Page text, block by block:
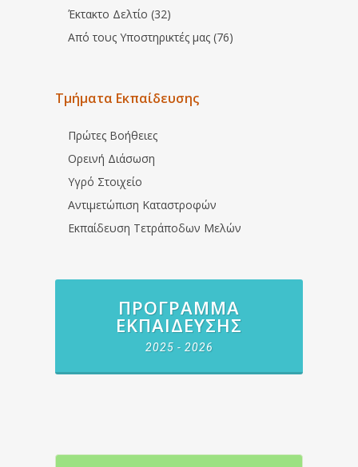
Έκτακτο Δελτίο (32)
Από τους Υποστηρικτές μας (76)
Τμήματα Εκπαίδευσης
Πρώτες Βοήθειες
Ορεινή Διάσωση
Υγρό Στοιχείο
Αντιμετώπιση Καταστροφών
Εκπαίδευση Τετράποδων Μελών
ΠΡΌΓΡΑΜΜΑ
ΕΚΠΑΊΔΕΥΣΗΣ
2025 - 2026